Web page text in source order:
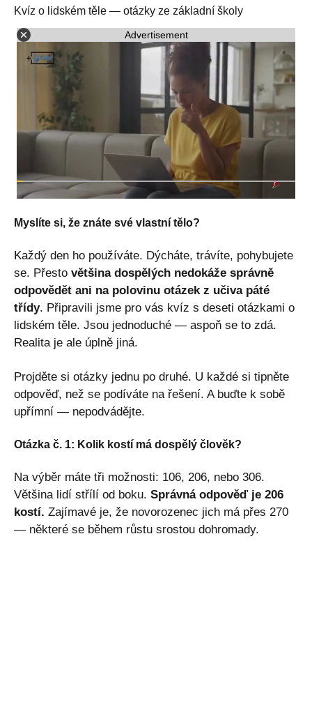
Kvíz o lidském těle — otázky ze základní školy
Advertisement
Myslíte si, že znáte své vlastní tělo?
Každý den ho používáte. Dýcháte, trávíte, pohybujete
se. Přesto většina dospělých nedokáže správně
odpovědět ani na polovinu otázek z učiva páté
třídy. Připravili jsme pro vás kvíz s deseti otázkami o
lidském těle. Jsou jednoduché — aspoň se to zdá.
Realita je ale úplně jiná.
Projděte si otázky jednu po druhé. U každé si tipněte
odpověď, než se podíváte na řešení. A buďte k sobě
upřímní — nepodvádějte.
Otázka č. 1: Kolik kostí má dospělý člověk?
Na výběr máte tři možnosti: 106, 206, nebo 306.
Většina lidí střílí od boku. Správná odpověď je 206
kostí. Zajímavé je, že novorozenec jich má přes 270
— některé se během růstu srostou dohromady.